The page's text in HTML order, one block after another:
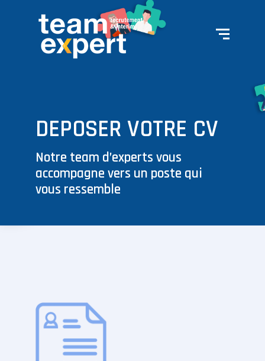
DEPOSER VOTRE CV
Notre team d’experts vous
accompagne vers un poste qui
vous ressemble